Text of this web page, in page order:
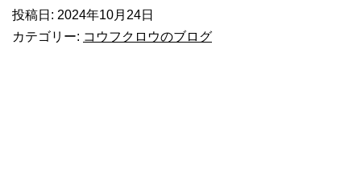
投稿日: 2024年10月24日
カテゴリー: コウフクロウのブログ